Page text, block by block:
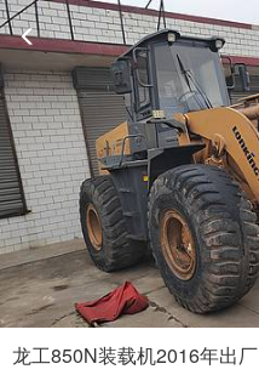
龙工850N装载机2016年出厂